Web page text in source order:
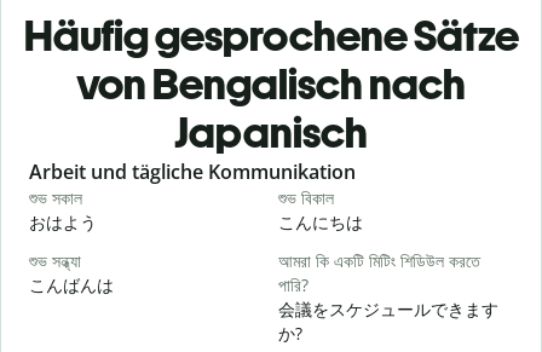
Häufig gesprochene Sätze
von Bengalisch nach
Japanisch
Slide 1 of 6
Arbeit und tägliche Kommunikation
শুভ সকাল
おはよう
শুভ বিকাল
こんにちは
শুভ সন্ধ্যা
こんばんは
আমরা কি একটি মিটিং শিডিউল করতে
পারি?
会議をスケジュールできます
か?